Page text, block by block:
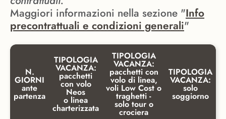
Maggiori informazioni nella sezione "Info
precontrattuali e condizioni generali"
N.
GIORNI
ante
partenza
TIPOLOGIA
VACANZA:
pacchetti
con volo
Neos
o linea
charterizzata
TIPOLOGIA
VACANZA:
pacchetti con
volo di linea,
voli Low Cost o
traghetti -
solo tour o
crociera
TIPOLOGIA
VACANZA:
solo
soggiorno